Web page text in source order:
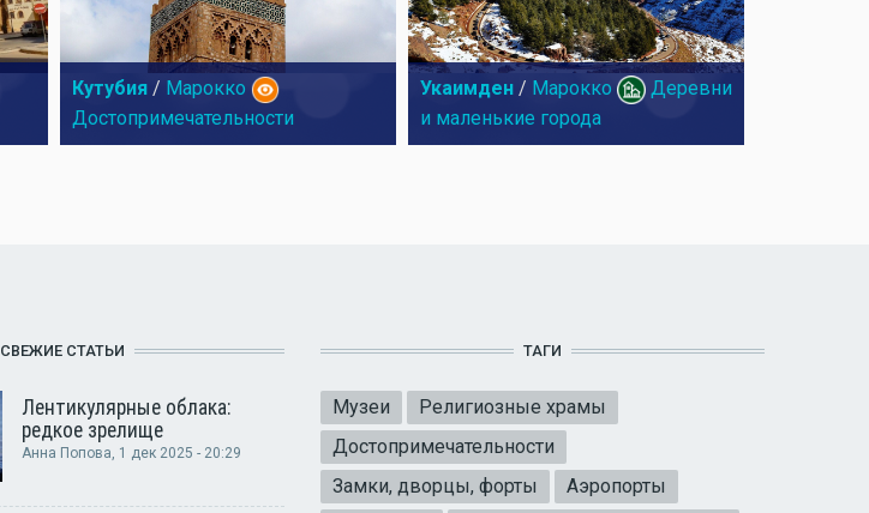
Кутубия / Марокко
Достопримечательности
Укаимден / Марокко
Деревни
и маленькие города
СВЕЖИЕ СТАТЬИ
Лентикулярные облака:
редкое зрелище
Анна Попова, 1 дек 2025 - 20:29
ТАГИ
Музеи
Религиозные храмы
Достопримечательности
Замки, дворцы, форты
Аэропорты